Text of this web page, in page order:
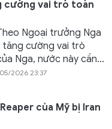
cường vai trò toàn
Ngoại trưởng Nga
tăng cường vai trò
Nga, nước này cần...
2026 23:37
của Mỹ bị Iran